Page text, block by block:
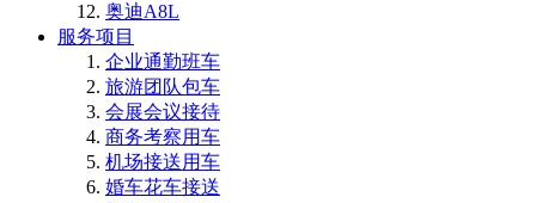
奥迪A8L
服务项目
企业通勤班车
旅游团队包车
会展会议接待
商务考察用车
机场接送用车
婚车花车接送